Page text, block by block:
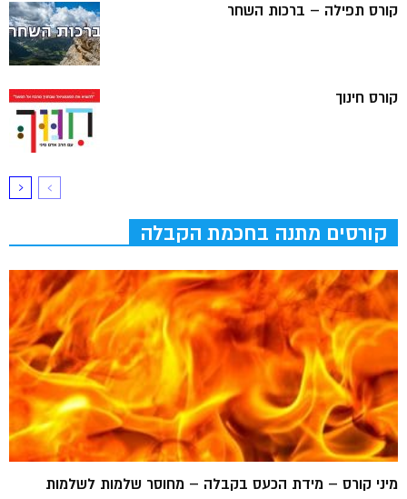
קורס תפילה – ברכות השחר
קורס חינוך
קורסים מתנה בחכמת הקבלה
מיני קורס – מידת הכעס בקבלה – מחוסר שלמות לשלמות